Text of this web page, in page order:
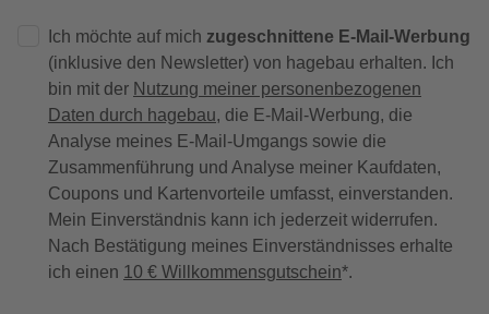
Ich möchte auf mich zugeschnittene E-Mail-Werbung
(inklusive den Newsletter) von hagebau erhalten. Ich
bin mit der Nutzung meiner personenbezogenen
Daten durch hagebau, die E-Mail-Werbung, die
Analyse meines E-Mail-Umgangs sowie die
Zusammenführung und Analyse meiner Kaufdaten,
Coupons und Kartenvorteile umfasst, einverstanden.
Mein Einverständnis kann ich jederzeit widerrufen.
Nach Bestätigung meines Einverständnisses erhalte
ich einen 10 € Willkommensgutschein*.